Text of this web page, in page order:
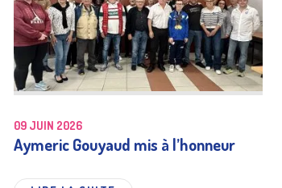
09 JUIN 2026
Aymeric Gouyaud mis à l’honneur